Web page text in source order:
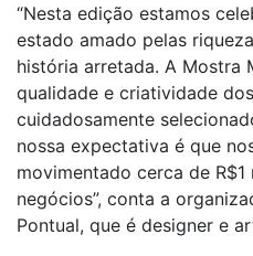
“Nesta edição estamos
estado amado pelas
história arretada. A Mostra
qualidade e criatividade
cuidadosamente
nossa expectativa é que
movimentado cerca de R$1
negócios”, conta a
Pontual, que é designer e